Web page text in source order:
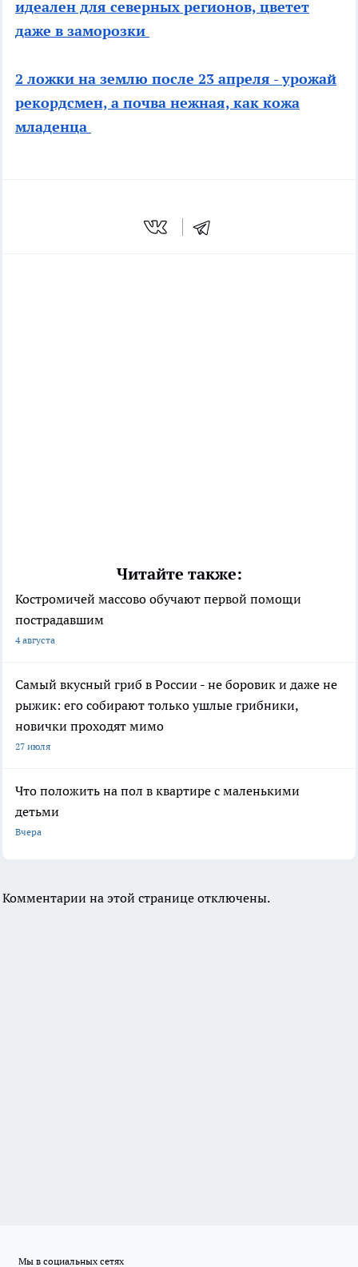
идеален для северных регионов, цветет
даже в заморозки
2 ложки на землю после 23 апреля - урожай
рекордсмен, а почва нежная, как кожа
младенца
Читайте также:
Костромичей массово обучают первой помощи
пострадавшим
4 августа
Самый вкусный гриб в России - не боровик и даже не
рыжик: его собирают только ушлые грибники,
новички проходят мимо
27 июля
Что положить на пол в квартире с маленькими
детьми
Вчера
Комментарии на этой странице отключены.
Мы в социальных сетях